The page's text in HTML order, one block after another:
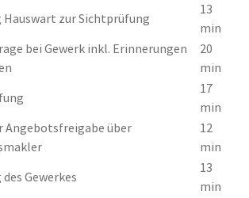
Hauswart zur Sichtprüfung
13
min
bei Gewerk inkl. Erinnerungen
20
min
17
min
Angebotsfreigabe über
12
min
Gewerkes
13
min